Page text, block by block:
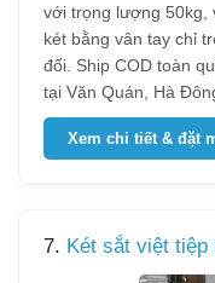
với trọng lượng 50kg,
két bằng vân tay chỉ
đối. Ship COD toàn
tại Văn Quán, Hà
Xem chi tiết & đặt
7. Két sắt việt tiệp